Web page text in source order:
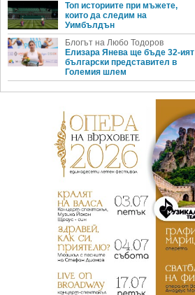
Топ историите при мъжете,
които да следим на
Уимбълдън
Блогът на Любо Тодоров
Елизара Янева ще бъде 32-ият
български представител в
Големия шлем